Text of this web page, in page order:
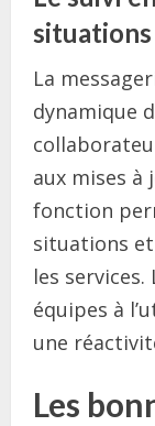
situations
La
dynamique
aux mises à
fonction
situations
les
équipes à
une
Les